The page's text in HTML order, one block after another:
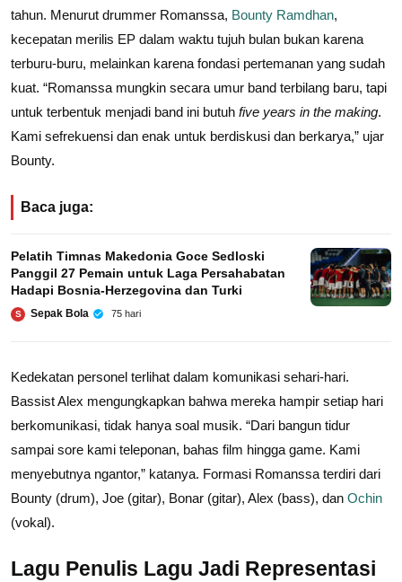
tahun. Menurut drummer Romanssa, Bounty Ramdhan,
kecepatan merilis EP dalam waktu tujuh bulan bukan karena
terburu-buru, melainkan karena fondasi pertemanan yang sudah
kuat. “Romanssa mungkin secara umur band terbilang baru, tapi
untuk terbentuk menjadi band ini butuh five years in the making.
Kami sefrekuensi dan enak untuk berdiskusi dan berkarya,” ujar
Bounty.
Baca juga:
Pelatih Timnas Makedonia Goce Sedloski
Panggil 27 Pemain untuk Laga Persahabatan
Hadapi Bosnia-Herzegovina dan Turki
S Sepak Bola 75 hari
Kedekatan personel terlihat dalam komunikasi sehari-hari.
Bassist Alex mengungkapkan bahwa mereka hampir setiap hari
berkomunikasi, tidak hanya soal musik. “Dari bangun tidur
sampai sore kami teleponan, bahas film hingga game. Kami
menyebutnya ngantor,” katanya. Formasi Romanssa terdiri dari
Bounty (drum), Joe (gitar), Bonar (gitar), Alex (bass), dan Ochin
(vokal).
Lagu Penulis Lagu Jadi Representasi